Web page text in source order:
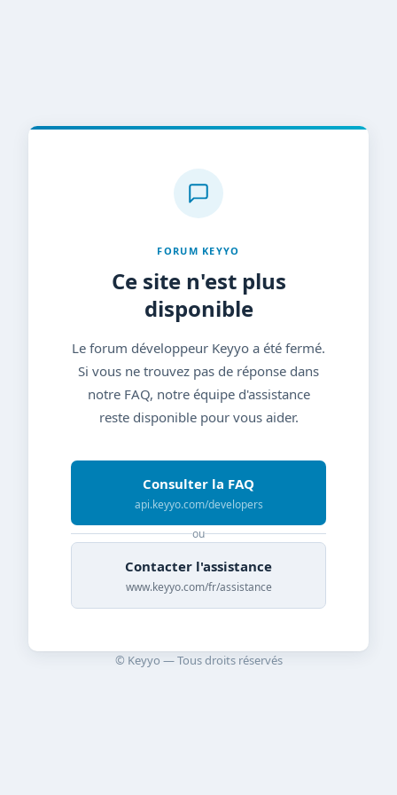
FORUM KEYYO
Ce site n'est plus
disponible
Le forum développeur Keyyo a été fermé.
Si vous ne trouvez pas de réponse dans
notre FAQ, notre équipe d'assistance
reste disponible pour vous aider.
Consulter la FAQ
api.keyyo.com/developers
ou
Contacter l'assistance
www.keyyo.com/fr/assistance
© Keyyo — Tous droits réservés